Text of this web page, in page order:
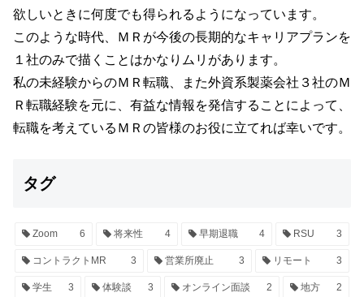
欲しいときに何度でも得られるようになっています。
このような時代、ＭＲが今後の長期的なキャリアプランを
１社のみで描くことはかなりムリがあります。
私の未経験からのＭＲ転職、また外資系製薬会社３社のＭ
Ｒ転職経験を元に、有益な情報を発信することによって、
転職を考えているＭＲの皆様のお役に立てれば幸いです。
タグ
Zoom 6 将来性 4 早期退職 4 RSU 3
コントラクトMR 3 営業所廃止 3 リモート 3
学生 3 体験談 3 オンライン面談 2 地方 2